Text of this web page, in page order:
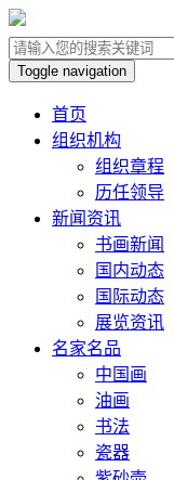
Toggle navigation
首页
组织机构
组织章程
历任领导
新闻资讯
书画新闻
国内动态
国际动态
展览资讯
名家名品
中国画
油画
书法
瓷器